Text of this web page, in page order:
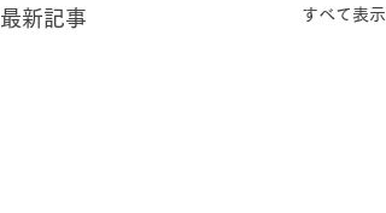
最新記事 すべて表示